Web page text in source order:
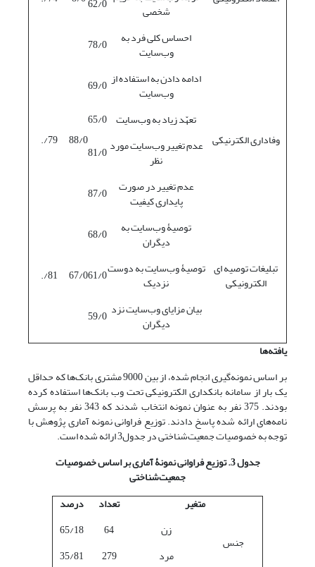
شخصی
62/0
احساس کلی فرد به
وب‌سایت 78/0
وفاداری الکترنیکی
ادامه دادن به استفاده از
وب‌سایت 69/0
88/0
79/.
تعهّد زیاد به وب‌سایت 65/0
عدم تغییر وب‌سایت مورد
نظر
81/0
عدم تغییر در صورت
پایداری کیفیت 87/0
تبلیغات توصیه ای
الکترونیکی
توصیۀ وب‌سایت به
دیگران 68/0
67/0
81/. توصیۀ وب‌سایت به دوست
نزدیک
61/0
بیان مزایای وب‌سایت نزد
دیگران
59/0
یافته‌ها
بر اساس نمونه‌گیری انجام شده، از بین 9000 مشتری بانک‌ها که حداقل
یک بار از سامانه بانکداری الکترونیکی تحت وب بانک‌ها استفاده کرده
بودند. 375 نفر به عنوان نمونه انتخاب شدند که 343 نفر به پرسش
نامه‌های ارائه شده پاسخ دادند. توزیع فراوانی نمونه آماری پژوهش با
توجه به خصوصیات جمعیت‌شناختی در جدول3 ارائه شده است.
جدول 3. توزیع فراوانی نمونۀ آماری بر اساس خصوصیات
جمعیتشناختی
متغیر
تعداد درصد
جنس
زن 64
65/18
مرد
279
35/81